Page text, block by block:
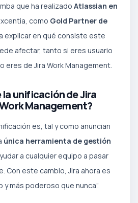
que ha realizado Atlassian en
como Gold Partner de
explicar en qué consiste este
afectar, tanto si eres usuario
eres de Jira Work Management.
la unificación de Jira
Management?
es, tal y como anuncian
única herramienta de gestión
a cualquier equipo a pasar
Con este cambio, Jira ahora es
más poderoso que nunca”.